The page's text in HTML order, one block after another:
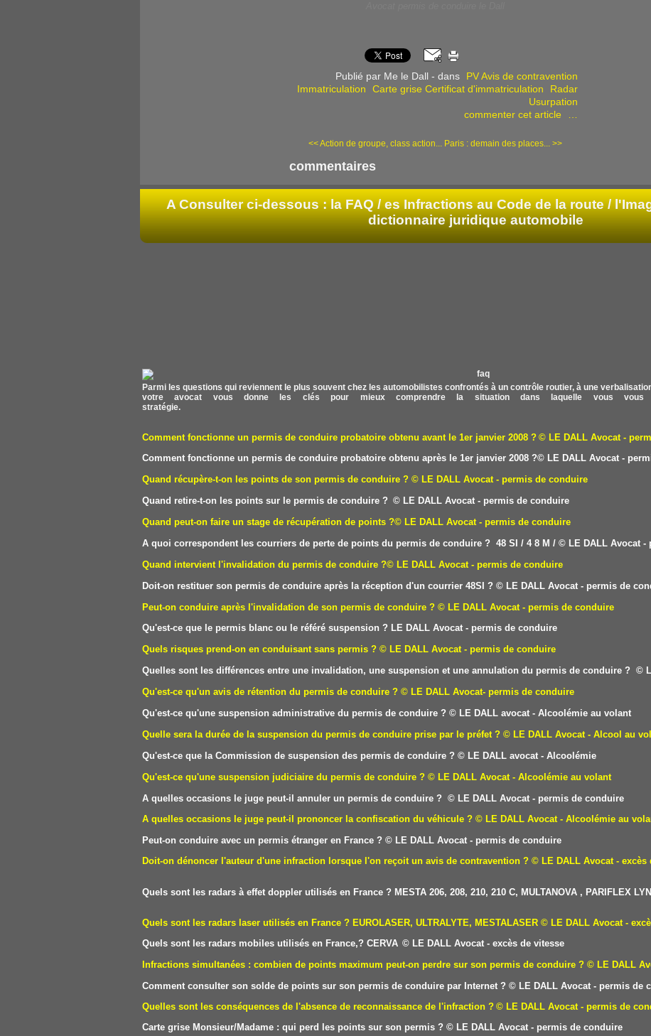
Publié par Me le Dall - dans
PV Avis de contravention
Immatriculation
Carte grise Certificat d'immatriculation
Radar
Usurpation
commenter cet article
<< Action de groupe, class action... Paris : demain des places... >>
commentaires
A Consulter ci-dessous : la FAQ /es Infractions au Code de la route /
dictionnaire juridique automobile
Parmi les questions qui reviennent le plus souvent chez les automobilistes confrontés à un contrôle routier, à une
votre avocat vous donne les clés pour mieux comprendre la situation dans laquelle vous
stratégie.
Comment fonctionne un permis de conduire probatoire obtenu avant le 1er janvier 2008 ? © LE DALL Avocat -
Comment fonctionne un permis de conduire probatoire obtenu après le 1er janvier 2008 ?© LE DALL Avocat -
Quand récupère-t-on les points de son permis de conduire ? © LE DALL Avocat - permis de conduire
Quand retire-t-on les points sur le permis de conduire ? © LE DALL Avocat - permis de conduire
Quand peut-on faire un stage de récupération de points ?© LE DALL Avocat - permis de conduire
A quoi correspondent les courriers de perte de points du permis de conduire ? 48 SI / 4 8 M / © LE DALL Avocat -
Quand intervient l'invalidation du permis de conduire ?© LE DALL Avocat - permis de conduire
Doit-on restituer son permis de conduire après la réception d'un courrier 48SI ? © LE DALL Avocat - permis de
Peut-on conduire après l'invalidation de son permis de conduire ? © LE DALL Avocat - permis de conduire
Qu'est-ce que le permis blanc ou le référé suspension ? LE DALL Avocat - permis de conduire
Quels risques prend-on en conduisant sans permis ? © LE DALL Avocat - permis de conduire
Quelles sont les différences entre une invalidation, une suspension et une annulation du permis de conduire ? ©
Qu'est-ce qu'un avis de rétention du permis de conduire ? © LE DALL Avocat- permis de conduire
Qu'est-ce qu'une suspension administrative du permis de conduire ? © LE DALL avocat - Alcoolémie au volant
Quelle sera la durée de la suspension du permis de conduire prise par le préfet ? © LE DALL Avocat - Alcool au
Qu'est-ce que la Commission de suspension des permis de conduire ? © LE DALL avocat - Alcoolémie
Qu'est-ce qu'une suspension judiciaire du permis de conduire ? © LE DALL Avocat - Alcoolémie au volant
A quelles occasions le juge peut-il annuler un permis de conduire ? © LE DALL Avocat - permis de conduire
A quelles occasions le juge peut-il prononcer la confiscation du véhicule ? © LE DALL Avocat - Alcoolémie au
Peut-on conduire avec un permis étranger en France ? © LE DALL Avocat - permis de conduire
Doit-on dénoncer l'auteur d'une infraction lorsque l'on reçoit un avis de contravention ? © LE DALL Avocat - excès
Quels sont les radars à effet doppler utilisés en France ? MESTA 206, 208, 210, 210 C, MULTANOVA , PARIFLEX
Quels sont les radars laser utilisés en France ? EUROLASER, ULTRALYTE, MESTALASER © LE DALL Avocat -
Quels sont les radars mobiles utilisés en France,? CERVA © LE DALL Avocat - excès de vitesse
Infractions simultanées : combien de points maximum peut-on perdre sur son permis de conduire ? © LE DALL
Comment consulter son solde de points sur son permis de conduire par Internet ? © LE DALL Avocat - permis de
Quelles sont les conséquences de l'absence de reconnaissance de l'infraction ? © LE DALL Avocat - permis de
Carte grise Monsieur/Madame : qui perd les points sur son permis ? © LE DALL Avocat - permis de conduire